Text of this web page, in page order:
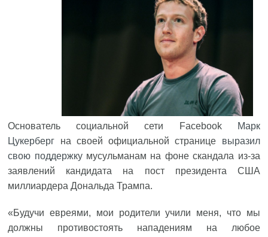
Основатель социальной сети Facebook
Марк
Цукерберг на своей официальной странице выразил
свою поддержкумусульманам на фоне скандала из-за
заявлений кандидата на пост президента США
миллиардера Дональда Трампа.
«Будучи евреями, мои родители учили меня, что мы
должны противостоять нападениям на любое